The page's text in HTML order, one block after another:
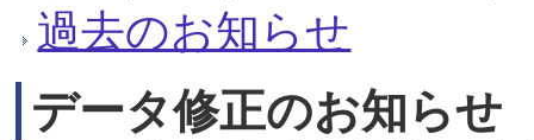
過去のお知らせ
データ修正のお知らせ